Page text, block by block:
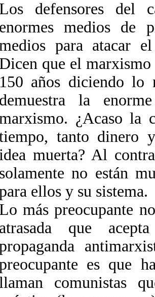
Los defensores del
enormes medios de
para atacar
Dicen que el
150 años diciendo lo
demuestra la
¿Acaso la
tanto dinero
idea muerta? Al
solamente no están
ellos y su sistema.
Lo más preocupante
atrasada que
es que
comunistas